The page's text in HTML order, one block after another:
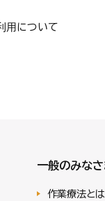
用について
一般のみな
作業療法とは